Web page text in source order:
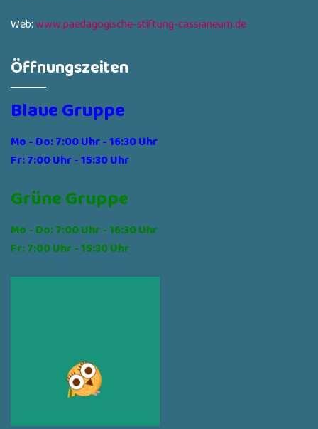
Web:www.paedagogische-stiftung-cassianeum.de
Öffnungszeiten
Blaue Gruppe
Mo - Do: 7:00 Uhr - 16:30 Uhr
Fr: 7:00 Uhr - 15:30 Uhr
Grüne Gruppe
Mo - Do: 7:00 Uhr - 16:30 Uhr
Fr: 7:00 Uhr - 15:30 Uhr